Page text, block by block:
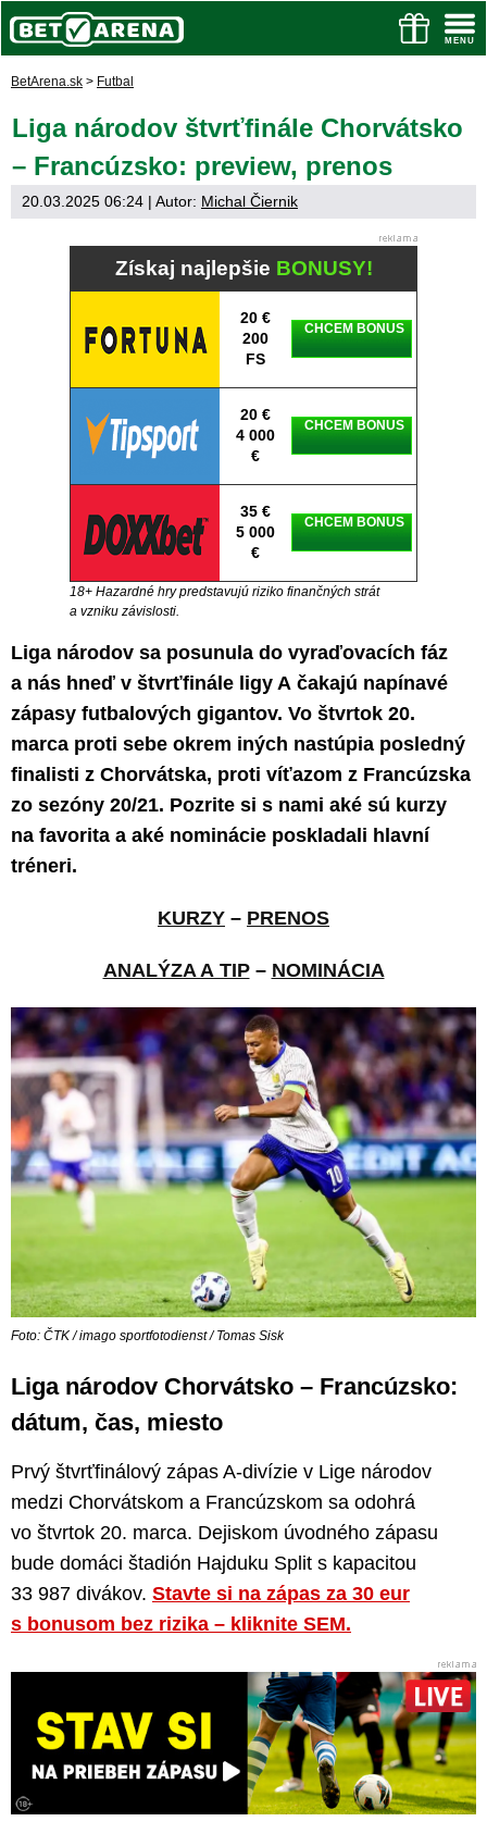
BetArena.sk > Futbal
Liga národov štvrťfinále Chorvátsko
– Francúzsko: preview, prenos
20.03.2025 06:24 | Autor: Michal Čiernik
Získaj najlepšie BONUSY!
20 €
200
FS
CHCEM BONUS
20 €
4 000
€
CHCEM BONUS
35 €
5 000
€
CHCEM BONUS
18+ Hazardné hry predstavujú riziko finančných strát
a vzniku závislosti.
Liga národov sa posunula do vyraďovacích fáz
a nás hneď v štvrťfinále ligy A čakajú napínavé
zápasy futbalových gigantov. Vo štvrtok 20.
marca proti sebe okrem iných nastúpia posledný
finalisti z Chorvátska, proti víťazom z Francúzska
zo sezóny 20/21. Pozrite si s nami aké sú kurzy
na favorita a aké nominácie poskladali hlavní
tréneri.
KURZY – PRENOS
ANALÝZA A TIP– NOMINÁCIA
Foto: ČTK / imago sportfotodienst / Tomas Sisk
Liga národov Chorvátsko – Francúzsko:
dátum, čas, miesto
Prvý štvrťfinálový zápas A-divízie v Lige národov
medzi Chorvátskom a Francúzskom sa odohrá
vo štvrtok 20. marca. Dejiskom úvodného zápasu
bude domáci štadión Hajduku Split s kapacitou
33 987 divákov. Stavte si na zápas za 30 eur
s bonusom bez rizika – kliknite SEM.